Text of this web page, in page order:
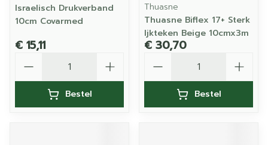
Israelisch Drukverband
10cm Covarmed
€ 15,11
Bestel
Thuasne
Thuasne Biflex 17+ Sterk
Ijkteken Beige 10cmx3m
€ 30,70
Bestel